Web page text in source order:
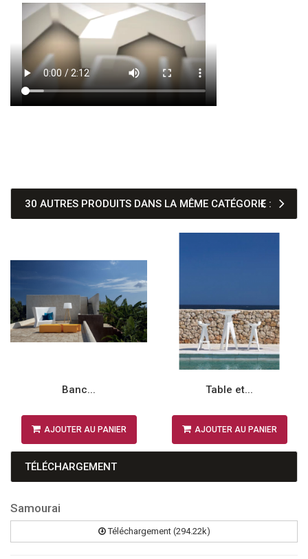
30 AUTRES PRODUITS DANS LA MÊME CATÉGORIE :
Banc...
AJOUTER AU PANIER
Table et...
AJOUTER AU PANIER
TÉLÉCHARGEMENT
Samourai
Téléchargement (294.22k)